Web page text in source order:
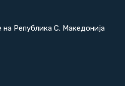
на Република С. Македонија